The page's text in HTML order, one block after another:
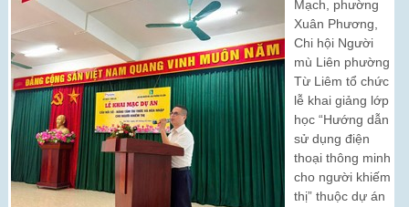
Mạch, phường
Xuân Phương,
Chi hội Người
mù Liên phường
Từ Liêm tổ chức
lễ khai giảng lớp
học “Hướng dẫn
sử dụng điện
thoại thông minh
cho người khiếm
thị” thuộc dự án